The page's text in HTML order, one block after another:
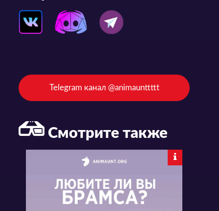
Telegram канал @animaunttttt
Смотрите также